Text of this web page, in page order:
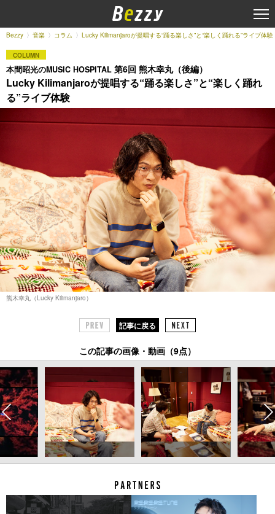
Bezzy 音楽 コラム Lucky Kilimanjaroが提唱する“踊る楽しさ”と“楽しく踊れる”ライブ体験
COLUMN
本間昭光のMUSIC HOSPITAL 第6回 熊木幸丸（後編）
Lucky Kilimanjaroが提唱する“踊る楽しさ”と“楽しく踊れ
る”ライブ体験
熊木幸丸（Lucky Kilimanjaro）
記事に戻る
この記事の画像・動画（9点）